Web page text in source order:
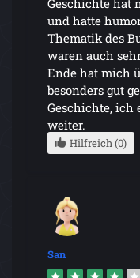
und hatte
Thematik des
waren auch
Ende hat mich
besonders gut
Geschichte, ich
weiter.
Hilfreich (0)
San